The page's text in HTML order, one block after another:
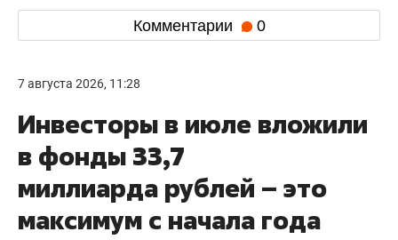
Комментарии 0
7 августа 2026, 11:28
Инвесторы в июле вложили
в фонды 33,7
миллиарда рублей – это
максимум с начала года